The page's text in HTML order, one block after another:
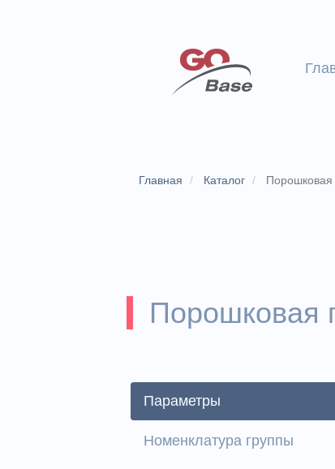
Главная Каталог Порошковая
Порошковая
Параметры
Номенклатура группы